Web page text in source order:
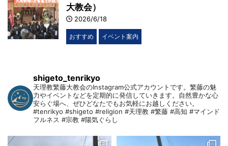
大教会）
2026/6/18
おすすめ イベント案内
shigeto_tenrikyo
天理教繁藤大教会のInstagram公式アカウントです。繁藤の魅
力やイベントなどを定期的に発信していきます。自然豊かな心
安らぐ場へ、ぜひどなたでもお気軽にお越しください。
#tenrikyo #shigeto #religion #天理教 #繁藤 #高知 #マインド
フルネス #宗教 #陽気ぐらし